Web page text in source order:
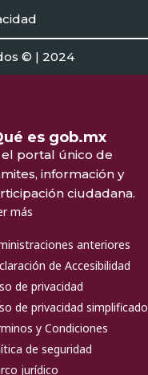
© | 2024
es gob.mx
el portal único de
información y
ciudadana.
más
anteriores
de Accesibilidad
de privacidad
de privacidad simplificado
y Condiciones
de seguridad
jurídico